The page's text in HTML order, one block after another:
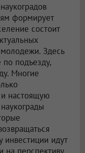
формирует
состоит
Здесь
подъезду,
Многие
настоящую
инвестиции идут